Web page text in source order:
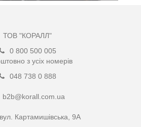
ТОВ "КОРАЛЛ"
0 800 500 005
з усіх номерів
048 738 0 888
b2b@korall.com.ua
Картамишівська, 9А